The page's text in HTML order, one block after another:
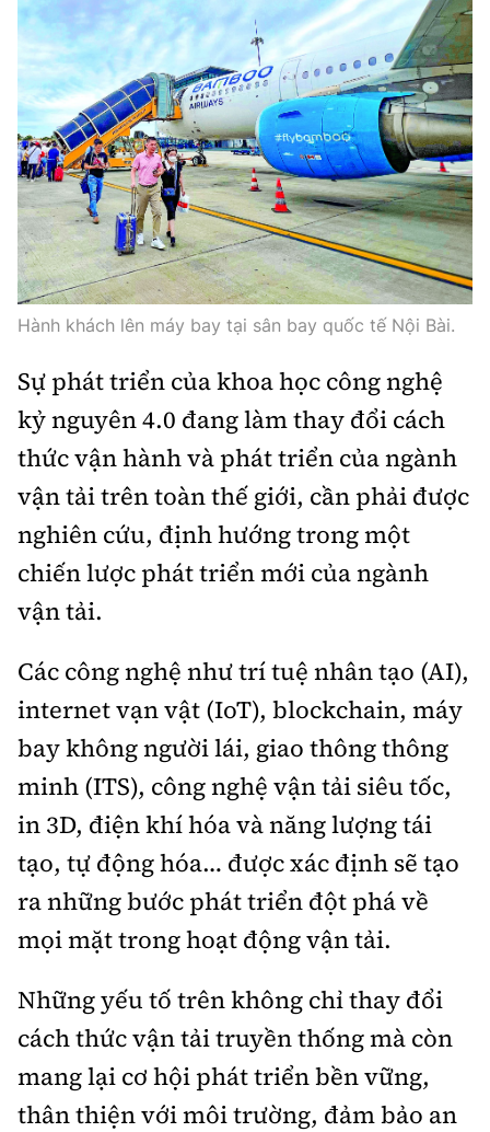
Hành khách lên máy bay tại sân bay quốc tế Nội Bài.
Sự phát triển của khoa học công nghệ
kỷ nguyên 4.0 đang làm thay đổi cách
thức vận hành và phát triển của ngành
vận tải trên toàn thế giới, cần phải được
nghiên cứu, định hướng trong một
chiến lược phát triển mới của ngành
vận tải.
Các công nghệ như trí tuệ nhân tạo (AI),
internet vạn vật (IoT), blockchain, máy
bay không người lái, giao thông thông
minh (ITS), công nghệ vận tải siêu tốc,
in 3D, điện khí hóa và năng lượng tái
tạo, tự động hóa… được xác định sẽ tạo
ra những bước phát triển đột phá về
mọi mặt trong hoạt động vận tải.
Những yếu tố trên không chỉ thay đổi
cách thức vận tải truyền thống mà còn
mang lại cơ hội phát triển bền vững,
thân thiện với môi trường, đảm bảo an